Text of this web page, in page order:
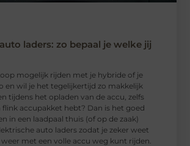
laders: zo bepaal je welke jij
mogelijk rijden met je hybride of je
en wil je het tegelijkertijd zo makkelijk
tijdens het opladen van de accu, zelfs
flink accupakket hebt? Dan is het goed
in een laadpaal thuis (of op de zaak)
auto laders zodat je zeker weet
weer met een volle accu weg kunt rijden.